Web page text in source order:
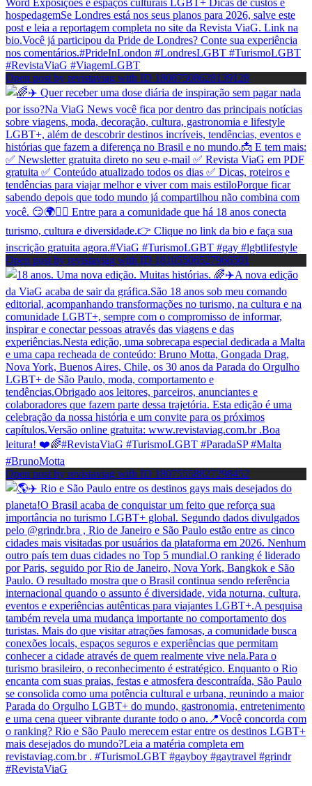
Open post by revistaviag with ID 18087508628139128
Open post by revistaviag with ID 18105506527966501
Open post by revistaviag with ID 18075558827298452